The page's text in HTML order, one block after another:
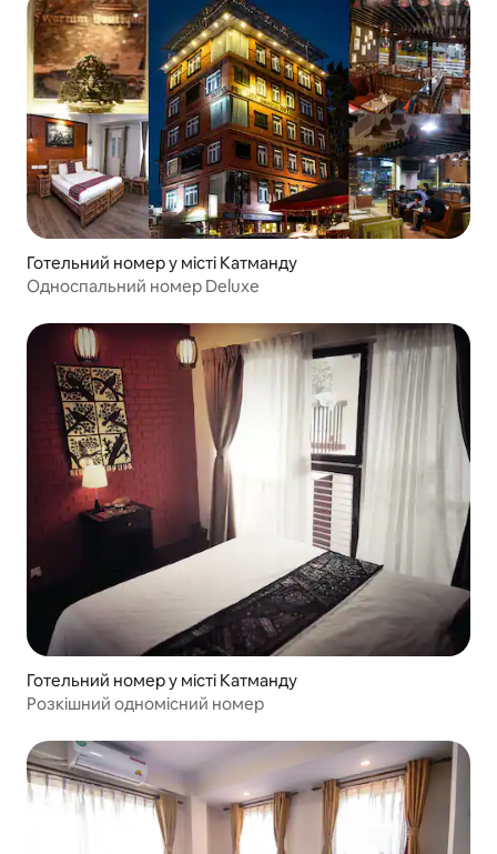
Готельний номер у місті Катманду
Односпальний номер Deluxe
Готельний номер у місті Катманду
Розкішний одномісний номер